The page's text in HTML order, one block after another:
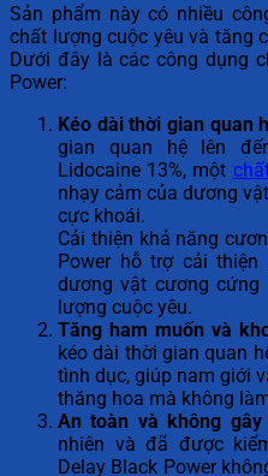
Sản phẩm này có nhiều
chất lượng cuộc yêu và tăng
Dưới đây là các công dụng
Power:
Kéo dài thời gian quan
gian quan hệ lên
Lidocaine 13%, một
nhạy cảm của dương
cực khoái.
Cải thiện khả năng
Power hỗ trợ cải thiện
dương vật cương
lượng cuộc yêu.
Tăng ham muốn và
kéo dài thời gian quan
tình dục, giúp nam giới
thăng hoa mà không
An toàn và không
nhiên và đã được
Delay Black Power